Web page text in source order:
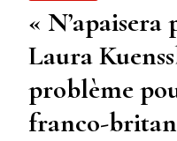
« N’apaisera
Laura
problème
franco-